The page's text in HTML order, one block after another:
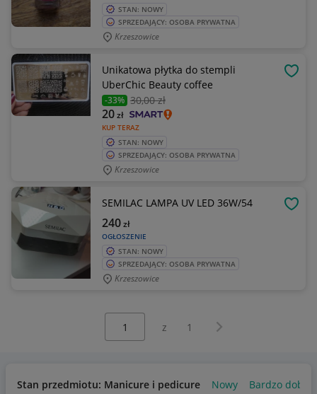
STAN: NOWY
SPRZEDAJĄCY: OSOBA PRYWATNA
Krzeszowice
Unikatowa płytka do stempli
UberChic Beauty coffee
-33% 30,00 zł
KUP TERAZ
20zł
STAN: NOWY
SPRZEDAJĄCY: OSOBA PRYWATNA
Krzeszowice
SEMILAC LAMPA UV LED 36W/54
OGŁOSZENIE
240zł
STAN: NOWY
SPRZEDAJĄCY: OSOBA PRYWATNA
Krzeszowice
z 1 Następna strona
Stan przedmiotu: Manicure i pedicure Nowy Bardzo dobry